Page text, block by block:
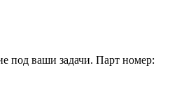
под ваши задачи. Парт номер: